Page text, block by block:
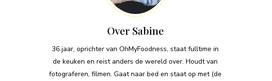
Over Sabine
36 jaar, oprichter van OhMyFoodness, staat fulltime in
de keuken en reist anders de wereld over. Houdt van
fotograferen, filmen. Gaat naar bed en staat op met (de